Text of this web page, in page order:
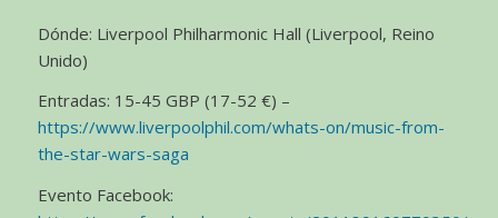
Dónde: Liverpool Philharmonic Hall (Liverpool, Reino
Unido)
Entradas: 15-45 GBP (17-52 €) –
https://www.liverpoolphil.com/whats-on/music-from-
the-star-wars-saga
Evento Facebook: